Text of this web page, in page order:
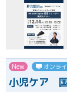
New オンラ
小児ケア